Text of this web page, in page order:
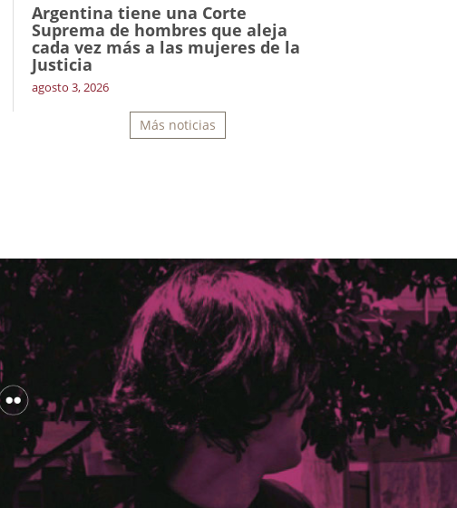
Argentina tiene una Corte
Suprema de hombres que aleja
cada vez más a las mujeres de la
Justicia
agosto 3, 2026
Más noticias